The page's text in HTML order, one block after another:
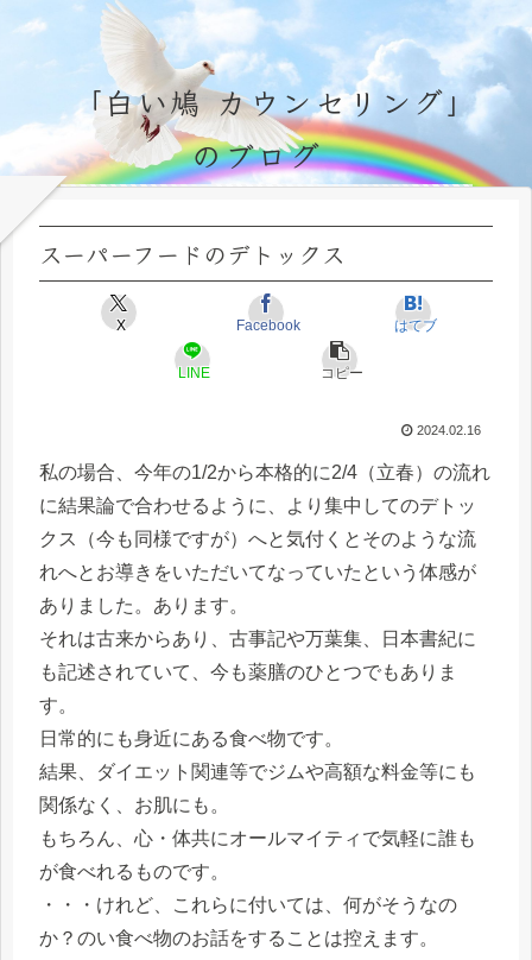
「白い鳩 カウンセリング」
のブログ
スーパーフードのデトックス
X Facebook はてブ
LINE コピー
2024.02.16
私の場合、今年の1/2から本格的に2/4（立春）の流れ
に結果論で合わせるように、より集中してのデトッ
クス（今も同様ですが）へと気付くとそのような流
れへとお導きをいただいてなっていたという体感が
ありました。あります。
それは古来からあり、古事記や万葉集、日本書紀に
も記述されていて、今も薬膳のひとつでもありま
す。
日常的にも身近にある食べ物です。
結果、ダイエット関連等でジムや高額な料金等にも
関係なく、お肌にも。
もちろん、心・体共にオールマイティで気軽に誰も
が食べれるものです。
・・・けれど、これらに付いては、何がそうなの
か？のい食べ物のお話をすることは控えます。